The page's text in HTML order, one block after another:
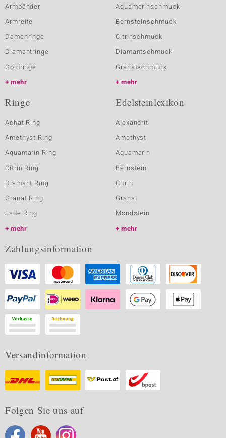
Armbänder
Armreife
Damenringe
Diamantringe
Goldringe
mehr
Aquamarinschmuck
Bernsteinschmuck
Citrinschmuck
Diamantschmuck
Granatschmuck
mehr
Ringe
Achat Ring
Amethyst Ring
Aquamarin Ring
Citrin Ring
Diamant Ring
Granat Ring
Jade Ring
mehr
Edelsteinlexikon
Alexandrit
Amethyst
Aquamarin
Bernstein
Citrin
Granat
Mondstein
mehr
Zahlungsinformation
Versandinformation
Folgen Sie uns auf